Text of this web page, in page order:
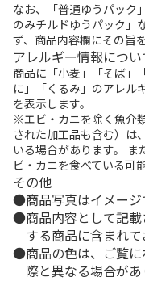
なお、「普通ゆうパック
のみチルドゆうパック」
ず、商品内容欄にその旨
アレルギー情報につい
商品に「小麦」「そば」
に」「くるみ」のアレル
を表示します。
※エビ・カニを除く魚介
された加工品も含む）は
いる場合があります。
ビ・カニを食べている可
その他
商品写真はイメージ
商品内容として記
する商品に含まれて
商品の色は、ご覧
際と異なる場合があ